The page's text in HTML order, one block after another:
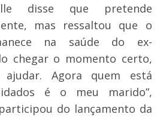
disse que pretende
mas ressaltou que o
na saúde do ex-
chegar o momento certo,
Agora quem está
é o meu marido”,
do lançamento da